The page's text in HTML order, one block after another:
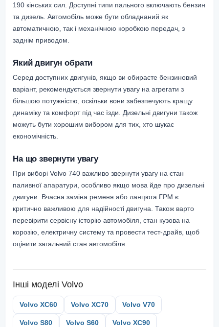
190 кінських сил. Доступні типи пального включають бензин
та дизель. Автомобіль може бути обладнаний як
автоматичною, так і механічною коробкою передач, з
заднім приводом.
Який двигун обрати
Серед доступних двигунів, якщо ви обираєте бензиновий
варіант, рекомендується звернути увагу на агрегати з
більшою потужністю, оскільки вони забезпечують кращу
динаміку та комфорт під час їзди. Дизельні двигуни також
можуть бути хорошим вибором для тих, хто шукає
економічність.
На що звернути увагу
При виборі Volvo 740 важливо звернути увагу на стан
паливної апаратури, особливо якщо мова йде про дизельні
двигуни. Вчасна заміна ременя або ланцюга ГРМ є
критично важливою для надійності двигуна. Також варто
перевірити сервісну історію автомобіля, стан кузова на
корозію, електричну систему та провести тест-драйв, щоб
оцінити загальний стан автомобіля.
Інші моделі Volvo
Volvo XC60 Volvo XC70 Volvo V70
Volvo S80 Volvo S60 Volvo XC90